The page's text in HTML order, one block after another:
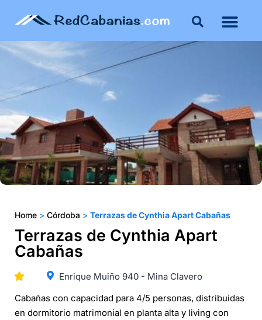
Home > Córdoba > Terrazas de Cynthia Apart Cabañas
Terrazas de Cynthia Apart
Cabañas
Enrique Muiño 940 - Mina Clavero
Cabañas con capacidad para 4/5 personas, distribuidas
en dormitorio matrimonial en planta alta y living con